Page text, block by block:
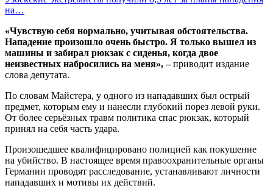
на…
«Чувствую себя нормально, учитывая обстоятельства.
Нападение произошло очень быстро. Я только вышел из
машины и забирал рюкзак с сиденья, когда двое
неизвестных набросились на меня», –приводит издание
слова депутата.
По словам Майстера, у одного из нападавших был острый
предмет, которым ему и нанесли глубокий порез левой руки.
От более серьёзных травм политика спас рюкзак, который
принял на себя часть удара.
Произошедшее квалифицировано полицией как покушение
на убийство. В настоящее время правоохранительные органы
Германии проводят расследование, устанавливают личности
нападавших и мотивы их действий.